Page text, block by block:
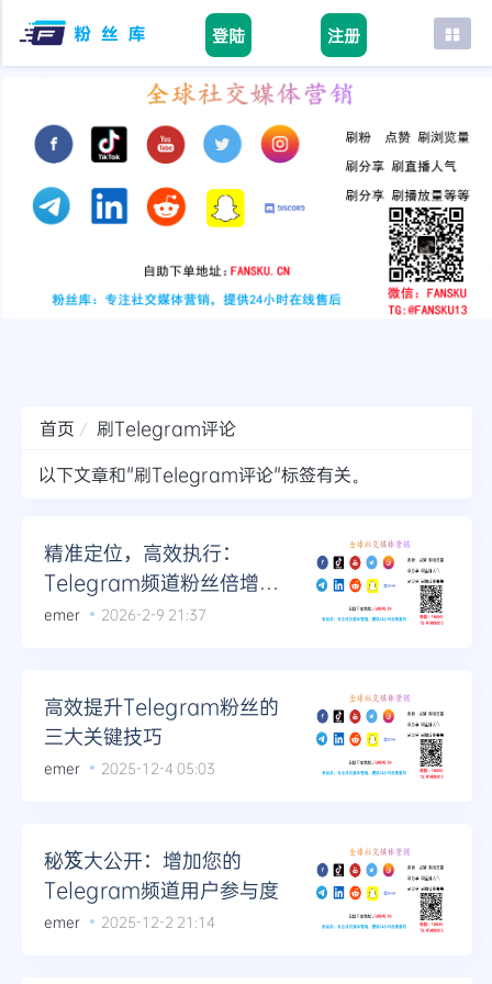
登陆 注册
首页
tiktok
youtube
instagram
首页
刷Telegram评论
以下文章和"刷Telegram评论"标签有关。
精准定位，高效执行：
Telegram频道粉丝倍增策
略
emer 2026-2-9 21:37
高效提升Telegram粉丝的
三大关键技巧
emer 2025-12-4 05:03
秘笈大公开：增加您的
Telegram频道用户参与度
emer 2025-12-2 21:14